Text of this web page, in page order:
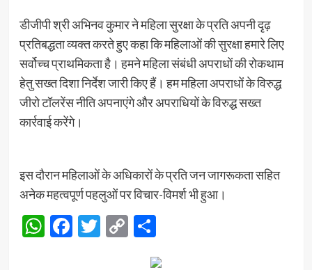
डीजीपी श्री अभिनव कुमार ने महिला सुरक्षा के प्रति अपनी दृढ़
प्रतिबद्धता व्यक्त करते हुए कहा कि महिलाओं की सुरक्षा हमारे लिए
सर्वोच्च प्राथमिकता है। हमने महिला संबंधी अपराधों की रोकथाम
हेतु सख्त दिशा निर्देश जारी किए हैं। हम महिला अपराधों के विरुद्ध
जीरो टॉलरेंस नीति अपनाएंगे और अपराधियों के विरुद्ध सख्त
कार्रवाई करेंगे।
इस दौरान महिलाओं के अधिकारों के प्रति जन जागरूकता सहित
अनेक महत्वपूर्ण पहलुओं पर विचार-विमर्श भी हुआ।
WhatsApp
Facebook
Twitter
CopyShare